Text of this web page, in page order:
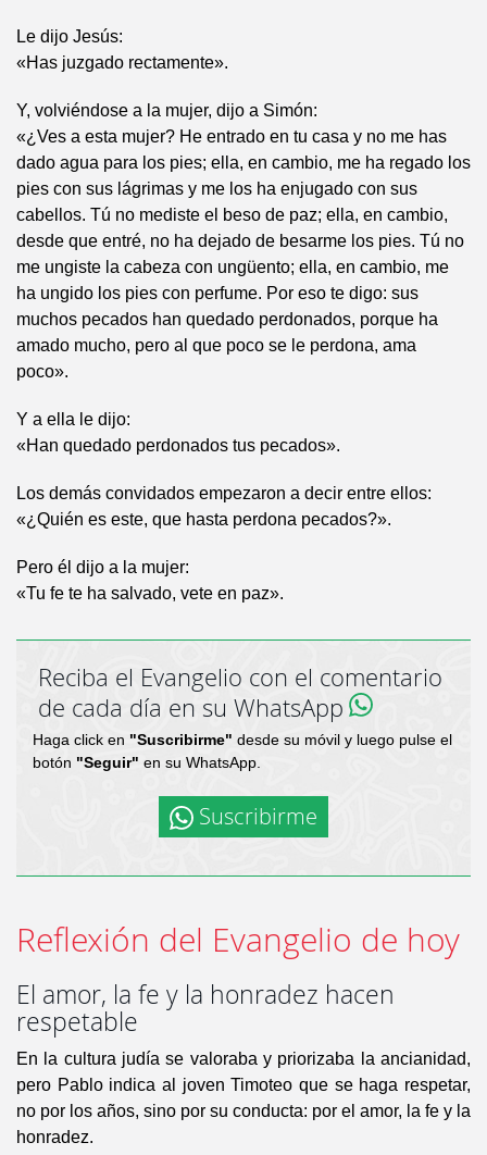
Le dijo Jesús:
«Has juzgado rectamente».
Y, volviéndose a la mujer, dijo a Simón:
«¿Ves a esta mujer? He entrado en tu casa y no me has
dado agua para los pies; ella, en cambio, me ha regado los
pies con sus lágrimas y me los ha enjugado con sus
cabellos. Tú no mediste el beso de paz; ella, en cambio,
desde que entré, no ha dejado de besarme los pies. Tú no
me ungiste la cabeza con ungüento; ella, en cambio, me
ha ungido los pies con perfume. Por eso te digo: sus
muchos pecados han quedado perdonados, porque ha
amado mucho, pero al que poco se le perdona, ama
poco».
Y a ella le dijo:
«Han quedado perdonados tus pecados».
Los demás convidados empezaron a decir entre ellos:
«¿Quién es este, que hasta perdona pecados?».
Pero él dijo a la mujer:
«Tu fe te ha salvado, vete en paz».
Reciba el Evangelio con el comentario
de cada día en su WhatsApp
Haga click en "Suscribirme" desde su móvil y luego pulse el
botón "Seguir" en su WhatsApp.
Suscribirme
Reflexión del Evangelio de hoy
El amor, la fe y la honradez hacen
respetable
En la cultura judía se valoraba y priorizaba la ancianidad,
pero Pablo indica al joven Timoteo que se haga respetar,
no por los años, sino por su conducta: por el amor, la fe y la
honradez.